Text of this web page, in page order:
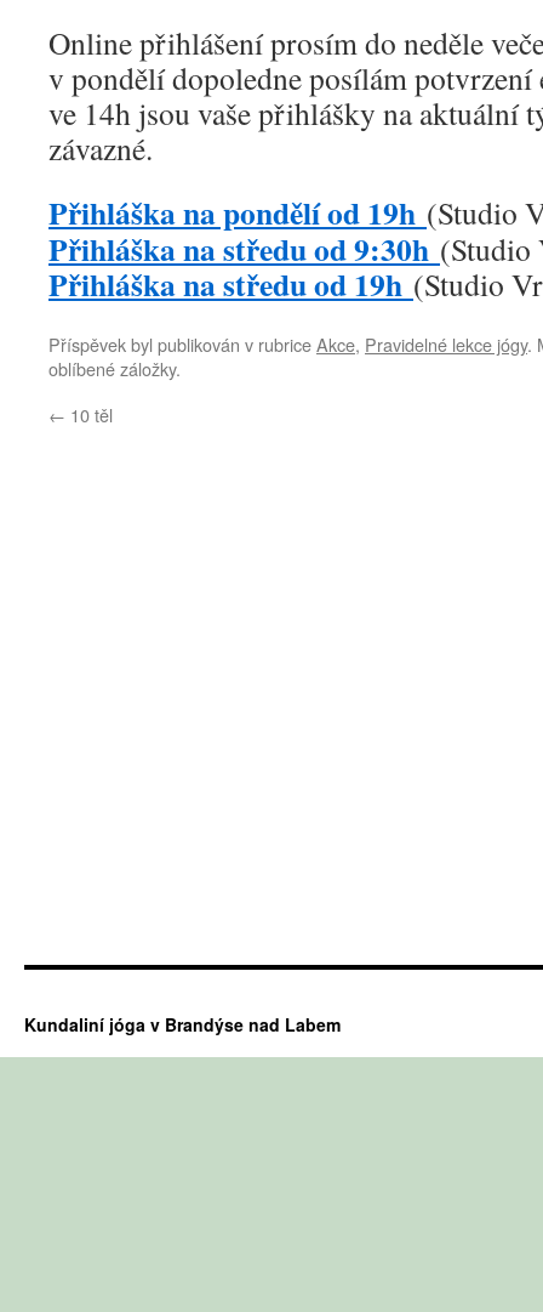
Online přihlášení prosím do neděle
v pondělí dopoledne posílám
ve 14h jsou vaše přihlášky na aktuální
závazné.
Přihláška na pondělí od 19h (Studio
Přihláška na středu od 9:30h (Studio
Přihláška na středu od 19h (Studio
Příspěvek byl publikován v rubriceAkce, Pravidelné lekce jógy.
oblíbené záložky.
← 10 těl
Kundaliní jóga v Brandýse nad Labem